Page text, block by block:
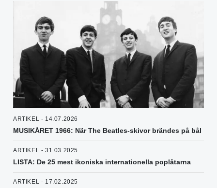
ARTIKEL - 14.07.2026
MUSIKÅRET 1966: När The Beatles-skivor brändes på bål
ARTIKEL - 31.03.2025
LISTA: De 25 mest ikoniska internationella poplåtarna
ARTIKEL - 17.02.2025